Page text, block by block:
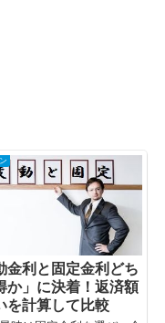
金利と固定金利どち
か」に決着！返済額
を計算して比較